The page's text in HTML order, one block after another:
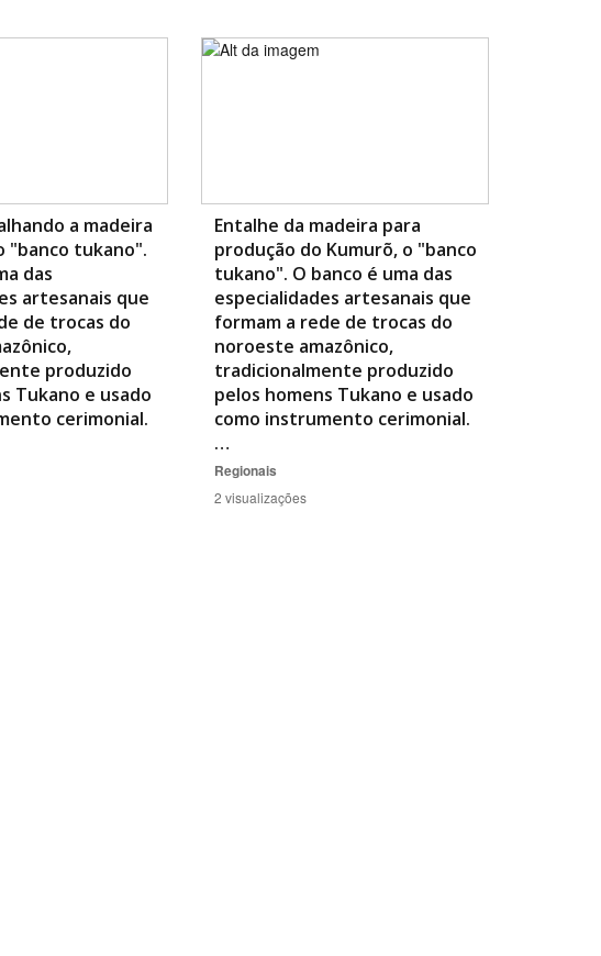
a madeira
"banco tukano".
das
artesanais que
de trocas do
produzido
Tukano e usado
cerimonial.
Entalhe da madeira para
produção do Kumurõ, o "banco
tukano". O banco é uma das
especialidades artesanais que
formam a rede de trocas do
noroeste amazônico,
tradicionalmente produzido
pelos homens Tukano e usado
como instrumento cerimonial.
…
Regionais
2 visualizações